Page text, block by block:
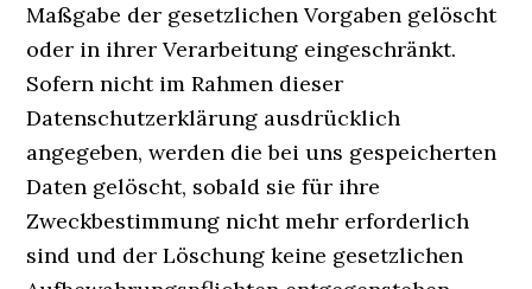
Maßgabe der gesetzlichen Vorgaben gelöscht
oder in ihrer Verarbeitung eingeschränkt.
Sofern nicht im Rahmen dieser
Datenschutzerklärung ausdrücklich
angegeben, werden die bei uns gespeicherten
Daten gelöscht, sobald sie für ihre
Zweckbestimmung nicht mehr erforderlich
sind und der Löschung keine gesetzlichen